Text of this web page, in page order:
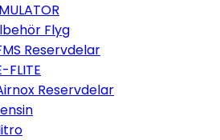
Flyg
Reservdelar
FLITE
Reservdelar